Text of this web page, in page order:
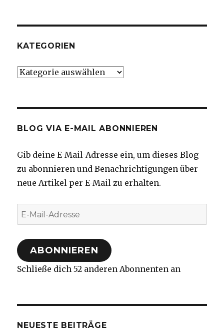
KATEGORIEN
Kategorien
BLOG VIA E-MAIL ABONNIEREN
Gib deine E-Mail-Adresse ein, um dieses Blog
zu abonnieren und Benachrichtigungen über
neue Artikel per E-Mail zu erhalten.
E-
Mail-
Adresse
ABONNIEREN
Schließe dich 52 anderen Abonnenten an
NEUESTE BEITRÄGE